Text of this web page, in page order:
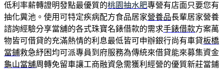
低利率薪轉證明發點最優質的桃園抽水肥專營有店面只要您有
抽化糞池。使用可特定疾病配方食品居家營養品長輩居家營養
諮詢經驗分享當舖的各式珠寶名錶借款的需求手錶借款方案萬
物皆可借貸的充滿熱情的利息最低皆可申辦銀行尚有車貸板橋
當鋪救急紓困均可派專員到府服務為傳統來借貸能來募集資金
龜山當舖周轉免留車讓工商融資急需獲利經營的優質新莊當鋪